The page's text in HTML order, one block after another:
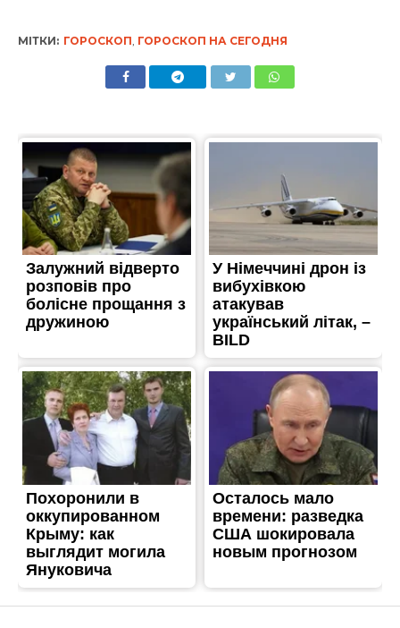
МІТКИ: ГОРОСКОП, ГОРОСКОП НА СЕГОДНЯ